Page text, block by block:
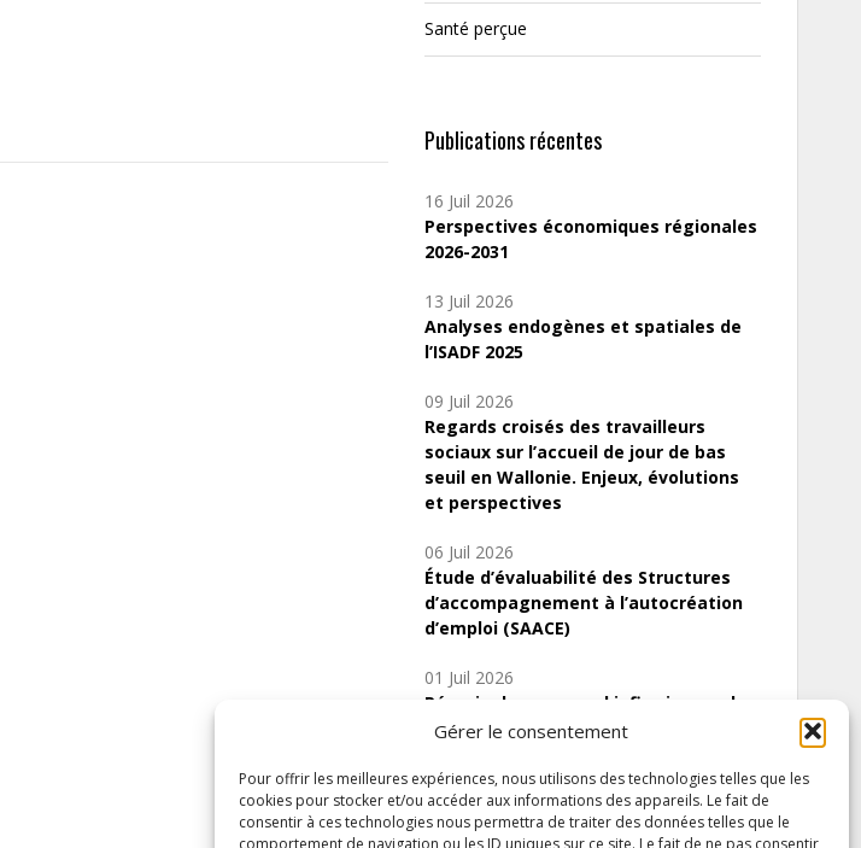
Gérer le consentement
Pour offrir les meilleures expériences, nous utilisons des technologies telles que les
cookies pour stocker et/ou accéder aux informations des appareils. Le fait de
consentir à ces technologies nous permettra de traiter des données telles que le
comportement de navigation ou les ID uniques sur ce site. Le fait de ne pas consentir
Santé perçue
Publications récentes
16 Juil 2026
Perspectives économiques régionales
2026-2031
13 Juil 2026
Analyses endogènes et spatiales de
l’ISADF 2025
09 Juil 2026
Regards croisés des travailleurs
sociaux sur l’accueil de jour de bas
seuil en Wallonie. Enjeux, évolutions
et perspectives
06 Juil 2026
Étude d’évaluabilité des Structures
d’accompagnement à l’autocréation
d’emploi (SAACE)
01 Juil 2026
Pénurie du personnel infirmier :quels
indicateurs d’offre de soins pour